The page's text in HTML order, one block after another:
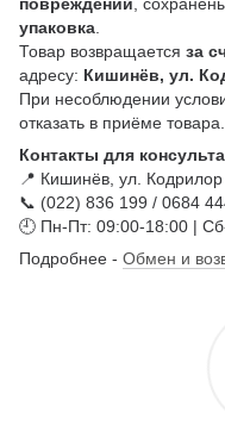
упаковка
Товар возвращается за
адресу: Кишинёв, ул.
При несоблюдении
отказать в приёме товара.
Контакты для
📍 Кишинёв, ул.
📞 (022) 836 199 / 0684
🕘 Пн-Пт: 09:00-18:00 |
Подробнее - Обмен и